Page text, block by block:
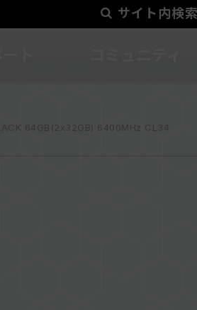
サイト内検索
64GB(2x32GB) 6400MHz CL34